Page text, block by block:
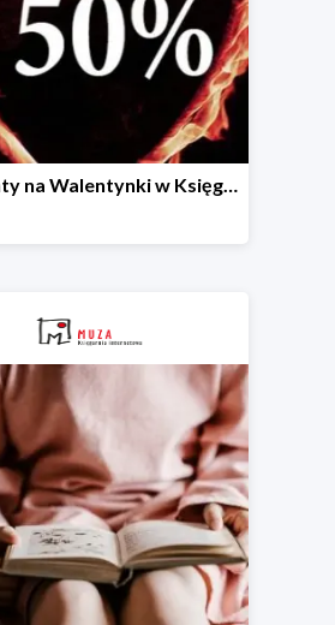
Prezenty na Walentynki w Księgarni Muza do -50%